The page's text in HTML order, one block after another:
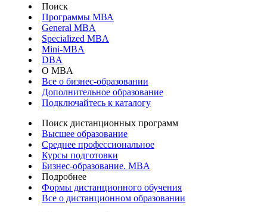
Поиск
Программы МВА
General MBA
Specialized MBA
Mini-MBA
DBA
О MBA
Все о бизнес-образовании
Дополнительное образование
Подключайтесь к каталогу
Поиск дистанционных программ
Высшее образование
Среднее профессиональное
Курсы подготовки
Бизнес-образование. MBA
Подробнее
Формы дистанционного обучения
Все о дистанционном образовании